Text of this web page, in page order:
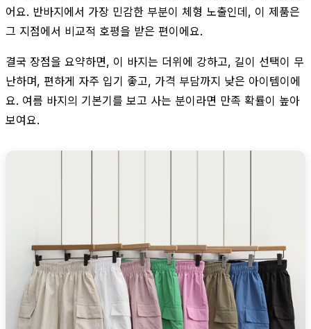
어요. 반바지에서 가장 민감한 부분이 체형 노출인데, 이 제품은
그 지점에서 비교적 호평을 받은 편이에요.
결국 장점을 요약하면, 이 바지는 더위에 강하고, 길이 선택이 무
난하며, 편하게 자주 입기 좋고, 가격 부담까지 낮은 아이템이에
요. 여름 바지의 기본기를 보고 사는 분이라면 만족 확률이 높아
보여요.